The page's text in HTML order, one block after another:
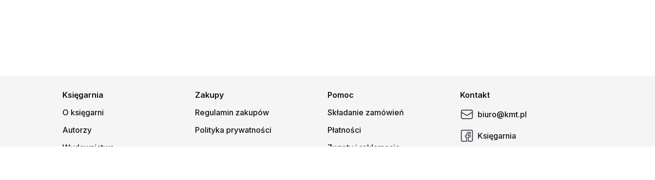
Księgarnia
O księgarni
Autorzy
Wydawnictwa
Zakupy
Regulamin zakupów
Polityka prywatności
Pomoc
Składanie zamówień
Płatności
Zwroty i reklamacje
Kontakt
biuro@kmt.pl
Księgarnia